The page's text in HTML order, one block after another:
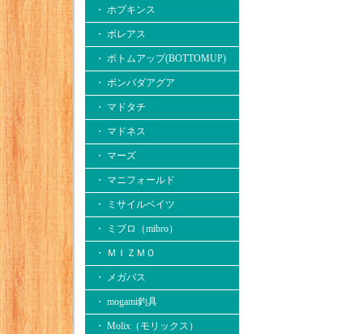
・ ホプキンス
・ ボレアス
・ ボトムアップ(BOTTOMUP)
・ ボンバダアグア
・ マドタチ
・ マドネス
・ マーズ
・ マニフォールド
・ ミサイルベイツ
・ ミブロ（mibro）
・ ＭＩＺＭＯ
・ メガバス
・ mogami釣具
・ Molix（モリックス）